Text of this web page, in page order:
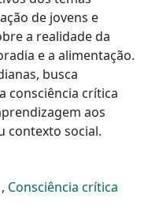
de jovens e
a realidade da
e a alimentação.
busca
consciência crítica
aos
contexto social.
, Consciência crítica